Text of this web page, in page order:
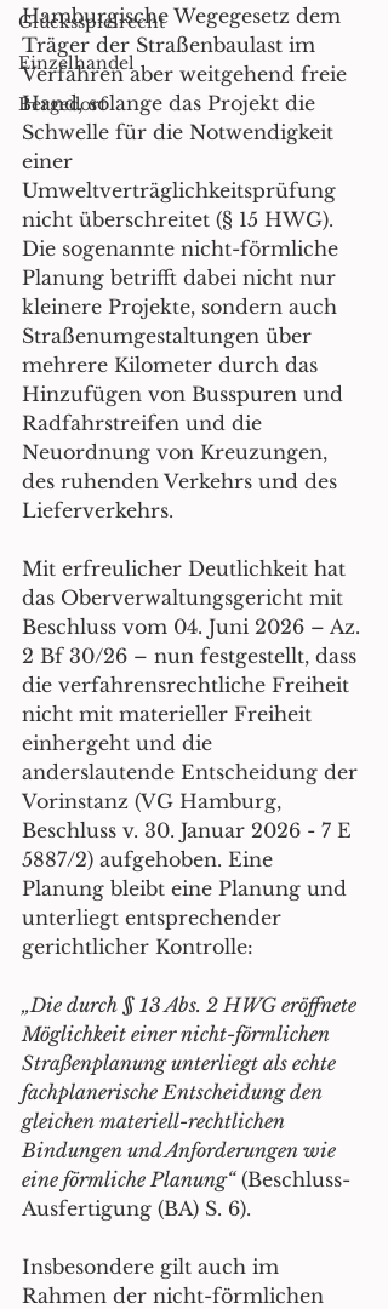
Glücksspielrecht
Einzelhandel
Bergedorf
Hamburgische Wegegesetz dem
Träger der Straßenbaulast im
Verfahren aber weitgehend freie
Hand, solange das Projekt die
Schwelle für die Notwendigkeit
einer
Umweltverträglichkeitsprüfung
nicht überschreitet (§ 15 HWG).
Die sogenannte nicht-förmliche
Planung betrifft dabei nicht nur
kleinere Projekte, sondern auch
Straßenumgestaltungen über
mehrere Kilometer durch das
Hinzufügen von Busspuren und
Radfahrstreifen und die
Neuordnung von Kreuzungen,
des ruhenden Verkehrs und des
Lieferverkehrs.
Mit erfreulicher Deutlichkeit hat
das Oberverwaltungsgericht mit
Beschluss vom 04. Juni 2026 – Az.
2 Bf 30/26 – nun festgestellt, dass
die verfahrensrechtliche Freiheit
nicht mit materieller Freiheit
einhergeht und die
anderslautende Entscheidung der
Vorinstanz (VG Hamburg,
Beschluss v. 30. Januar 2026 - 7 E
5887/2) aufgehoben. Eine
Planung bleibt eine Planung und
unterliegt entsprechender
gerichtlicher Kontrolle:
„Die durch § 13 Abs. 2 HWG eröffnete
Möglichkeit einer nicht-förmlichen
Straßenplanung unterliegt als echte
fachplanerische Entscheidung den
gleichen materiell-rechtlichen
Bindungen und Anforderungen wie
eine förmliche Planung“ (Beschluss-
Ausfertigung (BA) S. 6).
Insbesondere gilt auch im
Rahmen der nicht-förmlichen